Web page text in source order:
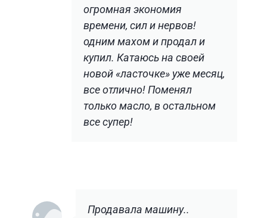
огромная экономия
времени, сил и нервов!
одним махом и продал и
купил. Катаюсь на своей
новой «ласточке» уже месяц,
все отлично! Поменял
только масло, в остальном
все супер!
Продавала машину..